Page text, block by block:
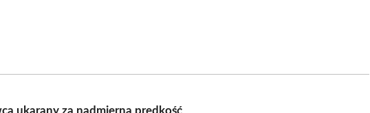
ukarany za nadmierną prędkość